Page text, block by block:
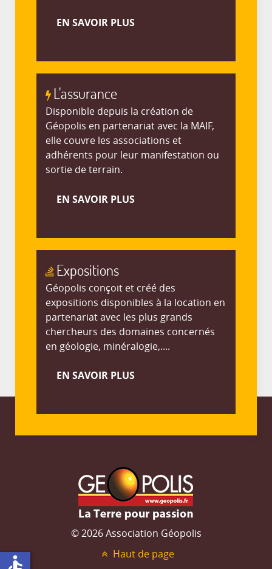
EN SAVOIR PLUS
L'assurance
Disponible depuis la création de
Géopolis en partenariat avec la MAIF,
elle couvre les associations et
adhérents pour leur manifestation ou
sortie de terrain.
EN SAVOIR PLUS
Expositions
Géopolis conçoit et créé des
expositions disponibles à la location en
partenariat avec les plus grands
chercheurs des domaines concernés
en géologie, minéralogie,....
EN SAVOIR PLUS
© 2026 Association Géopolis
Haut de page